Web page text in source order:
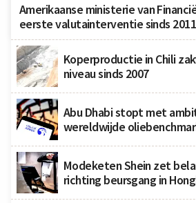
Amerikaanse ministerie van
eerste valutainterventie sinds 2011
Koperproductie in Chili
niveau sinds 2007
Abu Dhabi stopt met
wereldwijde
Modeketen Shein zet
richting beursgang in